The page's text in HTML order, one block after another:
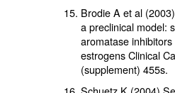
Brodie A et al
a preclinical model:
aromatase
estrogens Clinical
(supplement) 455s.